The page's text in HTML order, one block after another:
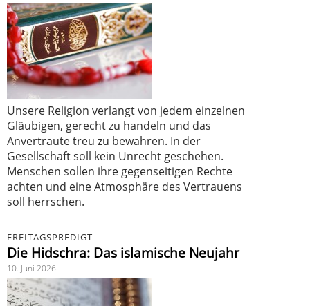
Unsere Religion verlangt von jedem einzelnen
Gläubigen, gerecht zu handeln und das
Anvertraute treu zu bewahren. In der
Gesellschaft soll kein Unrecht geschehen.
Menschen sollen ihre gegenseitigen Rechte
achten und eine Atmosphäre des Vertrauens
soll herrschen.
FREITAGSPREDIGT
Die Hidschra: Das islamische Neujahr
10. Juni 2026